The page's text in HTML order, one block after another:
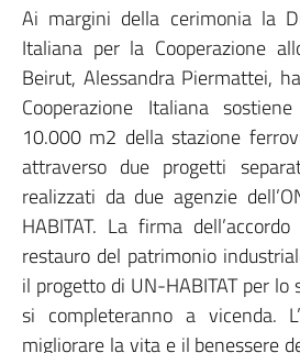
Ai margini della cerimonia la
Italiana per la Cooperazione
Beirut, Alessandra Piermattei,
Cooperazione Italiana
10.000 m2 della stazione
attraverso due progetti
realizzati da due agenzie
HABITAT. La firma
restauro del patrimonio
il progetto di UN-HABITAT per lo
si completeranno a vicenda.
migliorare la vita e il benessere